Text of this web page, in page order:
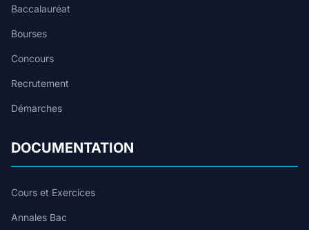
Baccalauréat
Bourses
Concours
Recrutement
Démarches
DOCUMENTATION
Cours et Exercices
Annales Bac